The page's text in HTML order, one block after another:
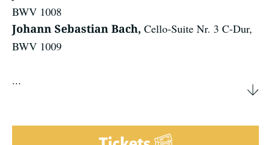
BWV 1008
Johann Sebastian Bach, Cello-Suite Nr. 3 C-Dur,
BWV 1009
...